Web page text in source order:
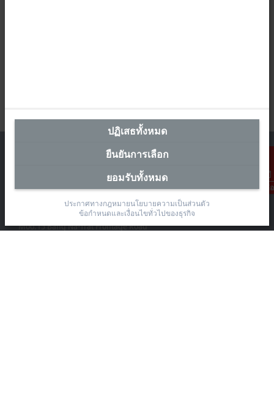
การติดต่อ
สำนักงานผู้แทนประเทศไทย
The Pretium Bang Na, Unit 91/8
Moo.15 Bang Na-Trat Frontage Road
ปฏิเสธทั้งหมด
ยืนยันการเลือก
ยอมรับทั้งหมด
ประกาศทางกฎหมายนโยบายความเป็นส่วนตัว
ข้อกำหนดและเงื่อนไขทั่วไปของธุรกิจ